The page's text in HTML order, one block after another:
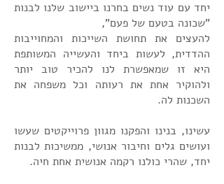
יחד עם עוד נשים בחרנו ביישוב שלנו לבנות
"שכונה בטעם של פעם",
להעצים את תחושת השייכות והמחוייבות
ההדדית, לעשות ביחד והעשייה המשותפת
היא זו שמאפשרת לנו להכיר טוב יותר
ולהוקיר אחת את רעותה וכל משפחה את
השכנות לה.
עשינו, בנינו והפקנו מגוון פרוייקטים שעשו
ועושים גלים וחיבור אנושי, ממשיכות לבנות
יחד, שהרי כולנו רקמה אנושית אחת חיה.